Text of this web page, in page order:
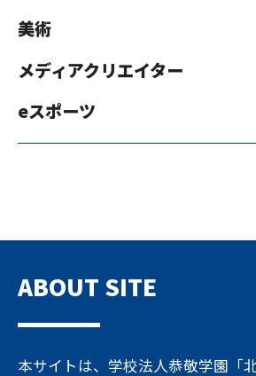
美術
メディアクリエイター
eスポーツ
ABOUT SITE
本サイトは、学校法人恭敬学園「